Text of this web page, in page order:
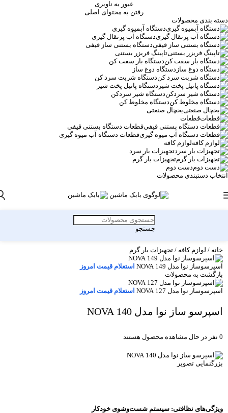
عبور به ناوبری
رفتن به محتوای اصلی
دسته بندی محصولات
دستگاه آبمیوه گیری
دستگاه آب پرتقال گیری
دستگاه بستنی ساز قیفی
تاپینگ فریزر بستنی
دستگاه بار سفت کن
دستگاه دوغ ساز
دستگاه شربت سرد کن
دستگاه پاتیل پخت شیر
دستگاه شیر سردکن
دستگاه مخلوط کن
یخچال صنعتی
قطعات
قطعات دستگاه بستنی قیفی
قطعات دستگاه آب میوه گیری
لوازم کافه
تجهیزات بار سرد
تجهیزات بار گرم
دست دوم
انتخاب دستبندی محصولات
جستجو
خانه / لوازم کافه / تجهیزات بار گرم
اسپرسوساز نوا مدل 149 NOVA
استعلام قیمت امروز
بازگشت به محصولات
اسپرسوساز نوا مدل 127 NOVA استعلام قیمت امروز
اسپرسو ساز نوا مدل 140 NOVA
0 نفر در حال مشاهده محصول هستند
بزرگنمایی تصویر
ویژگی‌های نظافتی: سیستم شست‌وشوی خودکار